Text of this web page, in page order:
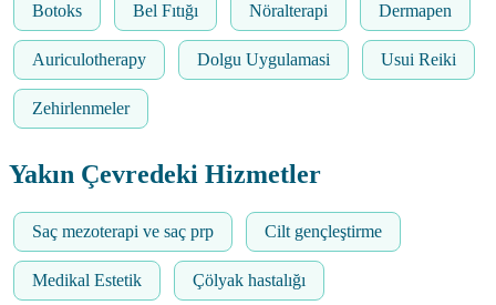
Botoks Bel Fıtığı Nöralterapi Dermapen
Auriculotherapy Dolgu Uygulamasi Usui Reiki
Zehirlenmeler
Yakın Çevredeki Hizmetler
Saç mezoterapi ve saç prp Cilt gençleştirme
Medikal Estetik Çölyak hastalığı